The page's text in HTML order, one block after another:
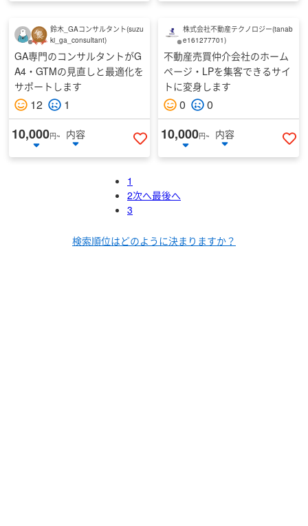
鈴木_GAコンサルタント(suzu
ki_ga_consultant)
GA専門のコンサルタントがG
A4・GTMの見直しと最適化を
サポートします
12 1
10,000円~
内容
いいねする
株式会社不動産テクノロジー(tanab
e161277701)
不動産売買仲介会社のホーム
ページ・LPを集客できるサイ
トに変身します
0 0
10,000円~
内容
い
1
2
3
次へ最後へ
検索順位はどのように決まりますか？